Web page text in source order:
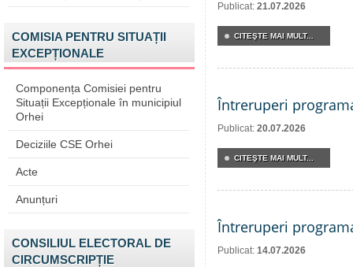
COMISIA PENTRU SITUAȚII
EXCEPȚIONALE
Componența Comisiei pentru
Situații Excepționale în municipiul
Orhei
Deciziile CSE Orhei
Acte
Anunțuri
CONSILIUL ELECTORAL DE
CIRCUMSCRIPȚIE
Publicat: 21.07.2026
CITEŞTE MAI MULT...
Întreruperi
Publicat: 20.07.2026
CITEŞTE MAI MULT...
Întreruperi
Publicat: 14.07.2026